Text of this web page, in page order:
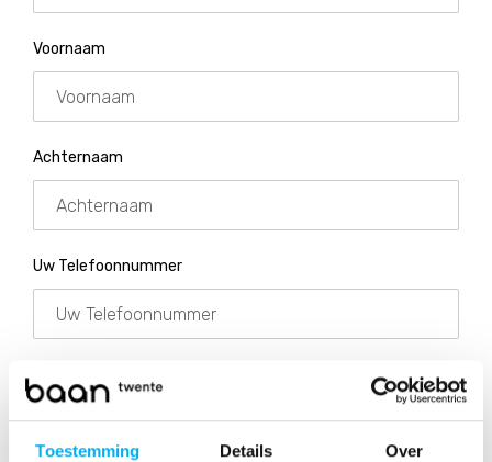
Toestemming Details Over
Voornaam
Achternaam
Uw Telefoonnummer